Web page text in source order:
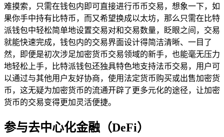
难摸索，只需在钱包内即可直接进行币币交易，想象一下，如
果你手中持有比特币，而又希望换成以太坊，那么只需在比特
派钱包中轻松简单地设置交易对和交易数量，眨眼之间，交易
就能快速完成，钱包内的交易界面设计得简洁清晰、一目了
然，即便是初次涉足加密货币交易领域的新手，也能毫无压力
地轻松上手，比特派钱包还独具特色地支持法币交易，用户可
以通过与其他用户友好协商，使用法定货币购买或出售加密货
币，这无疑为加密货币的流通开辟了更多元化的途径，让加密
货币的交易变得更加灵活便捷。
参与去中心化金融（DeFi）